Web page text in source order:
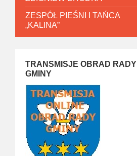
ZESPÓŁ PIEŚNI I TAŃCA
„KALINA”
TRANSMISJE OBRAD RADY
GMINY